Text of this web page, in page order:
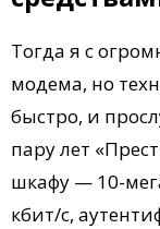
Тогда я с
модема, но
быстро, и
пару лет
шкафу — 10-
кбит/с,